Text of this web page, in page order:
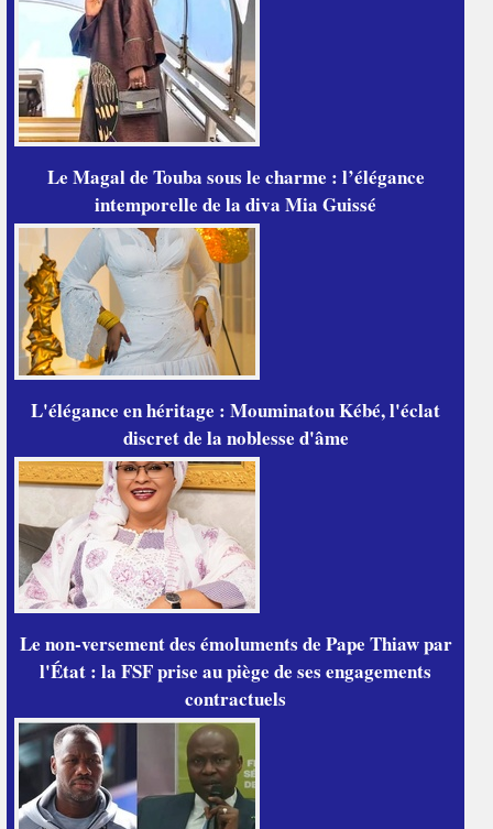
Le Magal de Touba sous le charme : l’élégance
intemporelle de la diva Mia Guissé
L'élégance en héritage : Mouminatou Kébé, l'éclat
discret de la noblesse d'âme
Le non-versement des émoluments de Pape Thiaw par
l'État : la FSF prise au piège de ses engagements
contractuels